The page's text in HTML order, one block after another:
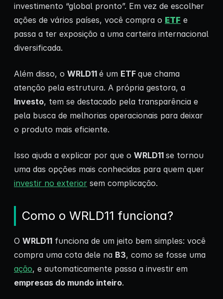
investimento “global pronto”. Em vez de escolher
ações de vários países, você compra o ETF e
passa a ter exposição a uma carteira internacional
diversificada.
Além disso, o WRLD11 é um ETF que chama
atenção pela estrutura. A própria gestora, a
Investo, tem se destacado pela transparência e
pela busca de melhorias operacionais para deixar
o produto mais eficiente.
Isso ajuda a explicar por que o WRLD11 se tornou
uma das opções mais conhecidas para quem quer
investir no exterior sem complicação.
Como o WRLD11 funciona?
O WRLD11 funciona de um jeito bem simples: você
compra uma cota dele na B3, como se fosse uma
ação, e automaticamente passa a investir em
empresas do mundo inteiro.